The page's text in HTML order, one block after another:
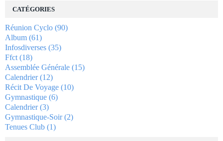
CATÉGORIES
Réunion Cyclo (90)
Album (61)
Infosdiverses (35)
Ffct (18)
Assemblée Générale (15)
Calendrier(12)
Récit De Voyage (10)
Gymnastique (6)
Calendrier(3)
Gymnastique-Soir(2)
Tenues Club (1)